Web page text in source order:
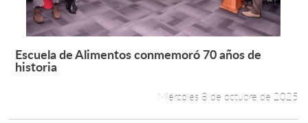
Postgrado
Formación Continua
Leer más +
Escuela de Alimentos conmemoró 70 años de
historia
Miércoles 8 de octubre de 2025